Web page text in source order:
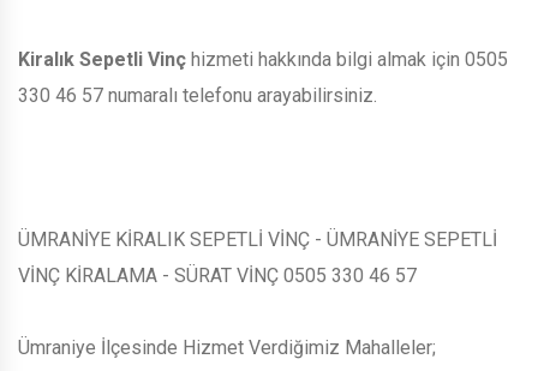
Kiralık Sepetli Vinç hizmeti hakkında bilgi almak için 0505
330 46 57 numaralı telefonu arayabilirsiniz.
ÜMRANİYE KİRALIK SEPETLİ VİNÇ - ÜMRANİYE SEPETLİ
VİNÇ KİRALAMA - SÜRAT VİNÇ 0505 330 46 57
Ümraniye İlçesinde Hizmet Verdiğimiz Mahalleler;